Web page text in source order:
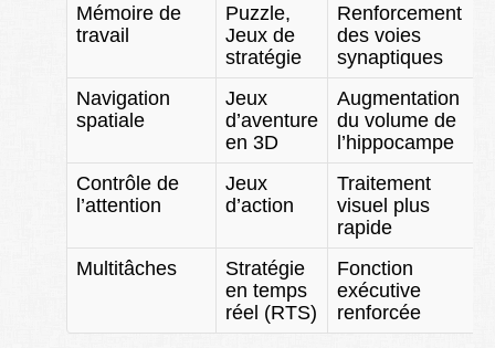
Mémoire de
travail
Puzzle,
Jeux de
stratégie
Renforcement
des voies
synaptiques
Navigation
spatiale
Jeux
d’aventure
en 3D
Augmentation
du volume de
l’hippocampe
Contrôle de
l’attention
Jeux
d’action
Traitement
visuel plus
rapide
Multitâches
Stratégie
en temps
réel (RTS)
Fonction
exécutive
renforcée